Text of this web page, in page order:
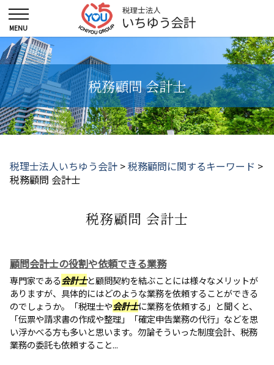
税務顧問 会計士
税理士法人いちゆう会計 >税務顧問に関するキーワード >
税務顧問 会計士
税務顧問 会計士
顧問会計士の役割や依頼できる業務
専門家である会計士と顧問契約を結ぶことには様々なメリットが
ありますが、具体的にはどのような業務を依頼することができる
のでしょうか。「税理士や会計士に業務を依頼する」と聞くと、
「伝票や請求書の作成や整理」「確定申告業務の代行」などを思
い浮かべる方も多いと思います。勿論そういった制度会計、税務
業務の委託も依頼すること...